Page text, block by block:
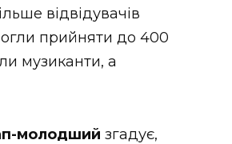
відвідувачів
прийняти до 400
музиканти, а
молодший згадує,